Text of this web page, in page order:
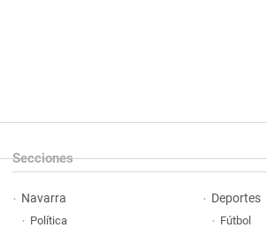
Secciones
Navarra
Política
Deportes
Fútbol